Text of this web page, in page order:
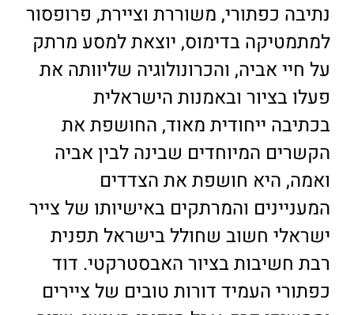
נתיבה כפתורי, משוררת וציירת, פרופסור
למתמטיקה בדימוס, יוצאת למסע מרתק
על חיי אביה, והכרונולוגיה שליוותה את
פעלו בציור ובאמנות הישראלית
בכתיבה ייחודית מאוד, החושפת את
הקשרים המיוחדים שבינה לבין אביה
ואמה, היא חושפת את הצדדים
המעניינים והמרתקים באישיותו של צייר
ישראלי חשוב שחולל בישראל תפנית
רבת חשיבות בציור האבסטרקטי. דוד
כפתורי העמיד דורות טובים של ציירים